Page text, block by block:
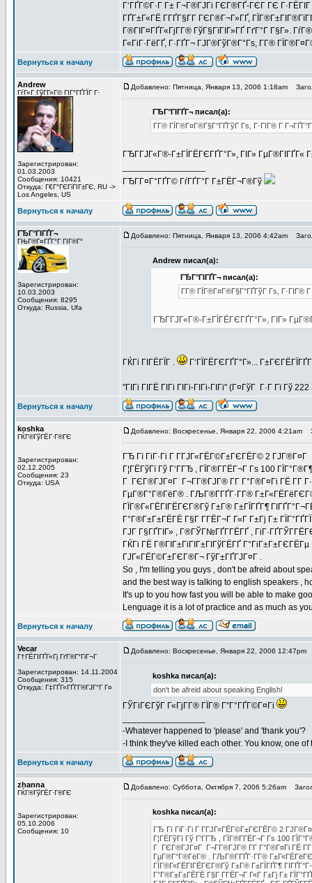
Г‘ГҐГ©Г·Г Г± Г¬Г®ГЈГі ГЄГ®ГҐ-ГЄГ ГЄ
ГҐГ±Г«ГЁ Г­ГҐГ§Г­Г ГЄГ®Г¬Г»ГҐ,
Г®ГІГ¤ГҐГ«ГјГ­Г® ГўГ§ГїГІГ»ГҐ ГґГ°Г Г§Г».
Г«ГіГ·ГёГҐ, Г·ГҐГ¬ ГЈГ®ГўГ®Г°Гѕ, Г­Г®
Вернуться к началу
Andrew
ГѓГ«Г ГўГ­Г»Г© ГІГ°ГҐГЇГ Г·
Зарегистрирован:
01.03.2003
Сообщения: 10421
Откуда: Г€Г°ГЄГіГІГ±ГЄ, RU ->
Los Angeles, US
Добавлено: Пятница, Января 13, 2006 1:18am
ГЂГ°ГІГҐГ¬ писал(а):
Г­Г® ГЇГ®Г¤Г®Г§Г°ГҐГўГ Гѕ, Г·ГІГ® Г
ГЂГ­ГЈГ«Г®-Г±ГЇГЁГЄГҐГ°Г», ГІГ» ГµГ®ГІГҐГ«
ГЂГ­Г¤Г°ГҐГ© ГѓГҐГ°Г Г±ГЁГ¬Г®Гў
Вернуться к началу
ГЂГ°ГІГҐГ¬
ГЊГ®Г¤ГҐГ°Г ГІГ®Г°
Зарегистрирован:
10.03.2003
Сообщения: 8295
Откуда: Russia, Ufa
Добавлено: Пятница, Января 13, 2006 4:42am
Andrew писал(а):
ГЂГ°ГІГҐГ¬ писал(а):
Г­Г® ГЇГ®Г¤Г®Г§Г°ГҐГўГ Гѕ, Г·ГІГ®
ГЂГ­ГЈГ«Г®-Г±ГЇГЁГЄГҐГ°Г», ГІГ»
ГЌГі ГІГЁГЇГ . Г‘ГЇГЁГЄГҐГ°Г»...
"ГІГі ГІГЁ ГІГі ГІГі-ГІГі-ГІГі" (Г¤ГўГ Г·Г Гї Гў
Вернуться к началу
koshka
ГЌГ®ГўГЁГ·Г®ГЄ
Зарегистрирован:
02.12.2005
Сообщения: 23
Откуда: USA
Добавлено: Воскресенье, Января 22, 2006 4:21am
ГЂ Гї ГіГ·Гі Г Г­ГЈГ«ГЁГ©Г±ГЄГЁГ© 2
Г¦ГЁГўГї Гў Г‘ГГЂ , ГЇГ®Г­ГЁГ¬Г Гѕ 100
Г ГЄГ®ГЈГ¤Г Г¬Г­Г®ГЈГ® Г­Г Г°Г®Г¤Гі ГЁ Г­Г
ГµГ®Г°Г®ГёГ® . ГЉГ®Г­ГҐГ·Г­Г®
ГЇГ®Г«ГЁГІГЁГЄГ®Гў Г±Г® Г±ГЇГҐГ¶
Г°Г®Г±Г±ГЁГЁ Г§Г Г­ГЁГ¬Г Г«Г Г±Гј Г±
ГЈГ Г§ГҐГІГ» , Г®ГЎГ№ГҐГ­ГЁГҐ ,
ГЌГі ГЁ Г®ГІГ±ГіГІГ±ГІГўГЁГҐ
ГЈГ«ГЁГ©Г±ГЄГ®Г¬ ГўГ±ГҐГЈГ¤Г .
So , I'm telling you guys , don't be afreid about
and the best way is talking to english speakers ,
It's up to you how fast you will be able to make
Lenguage it is a lot of practice and as much as
Вернуться к началу
Vecar
Г†ГЁГІГҐГ«Гј ГґГ®Г°ГіГ¬Г
Зарегистрирован: 14.11.2004
Сообщения: 315
Откуда: Г‡ГҐГ«ГҐГ­Г®ГЈГ°Г Г¤
Добавлено: Воскресенье, Января 22, 2006 12:47pm
koshka писал(а):
don't be afreid about speaking English!
ГЎГіГЄГўГ Г«ГјГ­Г® ГЇГ® Г”Г°ГҐГ©Г¤Гі
-Whatever happened to 'please' and 'thank you'?
-I think they've killed each other. You know, one
Вернуться к началу
zhanna
ГЌГ®ГўГЁГ·Г®ГЄ
Зарегистрирован:
05.10.2006
Сообщения: 10
Добавлено: Суббота, Октября 7, 2006 5:26am
koshka писал(а):
ГЂ Гї ГіГ·Гі Г Г­ГЈГ«ГЁГ©Г±ГЄГЁГ© 2
Г¦ГЁГўГї Гў Г‘ГГЂ , ГЇГ®Г­ГЁГ¬Г Гѕ 100
Г ГЄГ®ГЈГ¤Г Г¬Г­Г®ГЈГ® Г­Г Г°Г®Г¤Гі ГЁ Г­Г
ГµГ®Г°Г®ГёГ® . ГЉГ®Г­ГҐГ·Г­Г®
ГЇГ®Г«ГЁГІГЁГЄГ®Гў Г±Г® Г±ГЇГҐГ¶
Г°Г®Г±Г±ГЁГЁ Г§Г Г­ГЁГ¬Г Г«Г Г±Гј Г±